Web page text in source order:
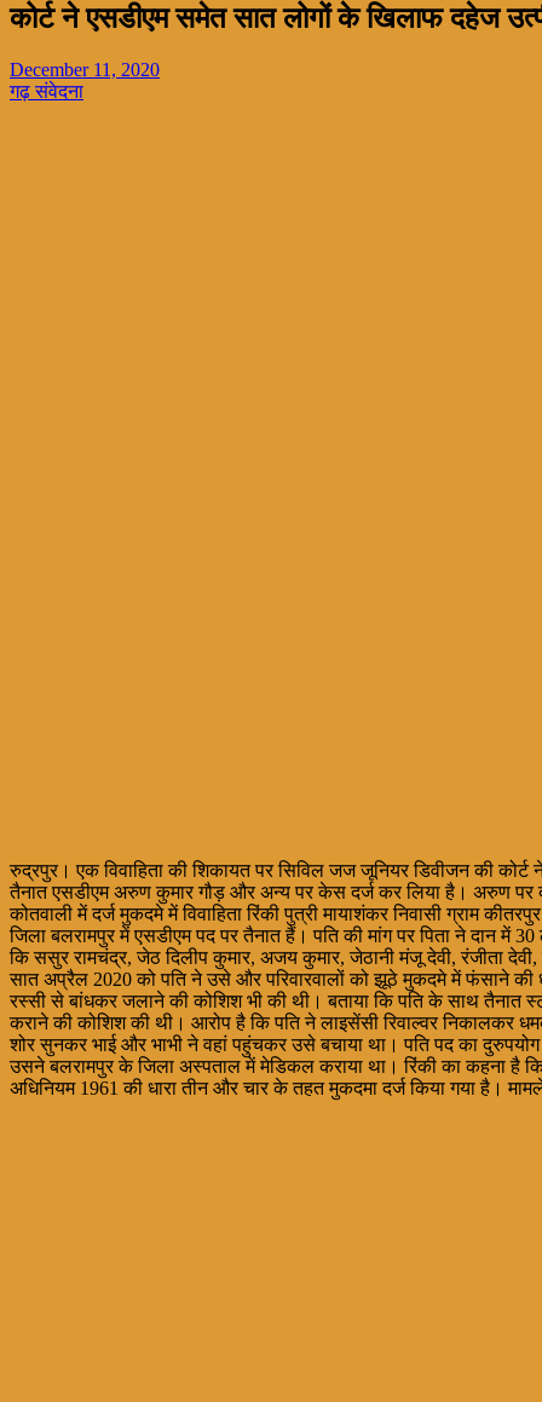
कोर्ट ने एसडीएम समेत सात लोगों के खिलाफ दहेज
December 11, 2020
गढ़ संवेदना
रुद्रपुर। एक विवाहिता की शिकायत पर सिविल जज जूनियर डिवीजन की
तैनात एसडीएम अरुण कुमार गौड़ और अन्य पर केस दर्ज कर लिया है। अरुण पर
कोतवाली में दर्ज मुकदमे में विवाहिता रिंकी पुत्री मायाशंकर निवासी ग्राम
जिला बलरामपुर में एसडीएम पद पर तैनात हैं। पति की मांग पर पिता ने दान में
कि ससुर रामचंद्र, जेठ दिलीप कुमार, अजय कुमार, जेठानी मंजू देवी, रंजीता
सात अप्रैल 2020 को पति ने उसे और परिवारवालों को झूठे मुकदमे में फंसाने
रस्सी से बांधकर जलाने की कोशिश भी की थी। बताया कि पति के साथ तैनात
कराने की कोशिश की थी। आरोप है कि पति ने लाइसेंसी रिवाल्वर निकालकर
शोर सुनकर भाई और भाभी ने वहां पहुंचकर उसे बचाया था। पति पद का
उसने बलरामपुर के जिला अस्पताल में मेडिकल कराया था। रिंकी का कहना है
अधिनियम 1961 की धारा तीन और चार के तहत मुकदमा दर्ज किया गया है।